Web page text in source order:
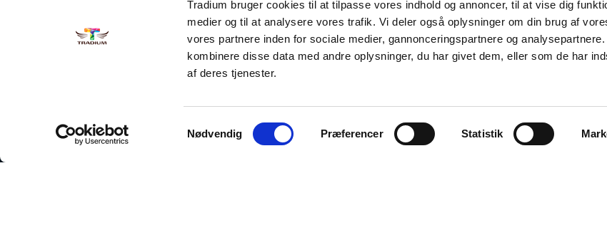
Tradium bruger cookies til at tilpasse vores indhold og annoncer, til at vise dig
medier og til at analysere vores trafik. Vi deler også oplysninger om din brug af
vores partnere inden for sociale medier, gannonceringspartnere og
kombinere disse data med andre oplysninger, du har givet dem, eller som de har
af deres tjenester.
Samtykkevalg
Nødvendig Præferencer Statistik